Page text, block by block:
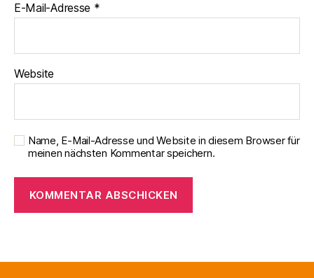
E-Mail-Adresse *
Website
Name, E-Mail-Adresse und Website in diesem Browser für
meinen nächsten Kommentar speichern.